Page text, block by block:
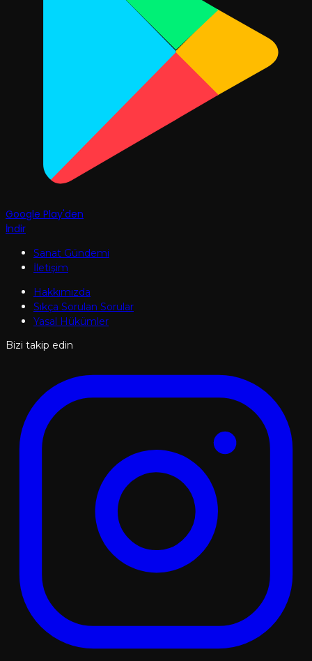
Google Play'den
İndir
Sanat Gündemi
İletişim
Hakkımızda
Sıkça Sorulan Sorular
Yasal Hükümler
Bizi takip edin